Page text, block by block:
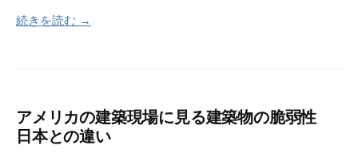
続きを読む →
アメリカの建築現場に見る建築物の脆弱性
日本との違い